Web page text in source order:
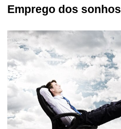
Emprego dos sonhos